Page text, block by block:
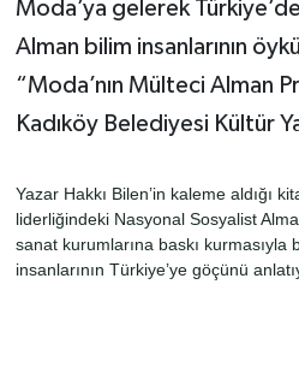
Moda’ya gelerek
Alman bilim insanlarının
“Moda’nın Mülteci Alman
Kadıköy Belediyesi Kültür
Yazar Hakkı Bilen’in kaleme aldığı
liderliğindeki Nasyonal Sosyalist
sanat kurumlarına baskı kurmasıyla
insanlarının Türkiye’ye göçünü